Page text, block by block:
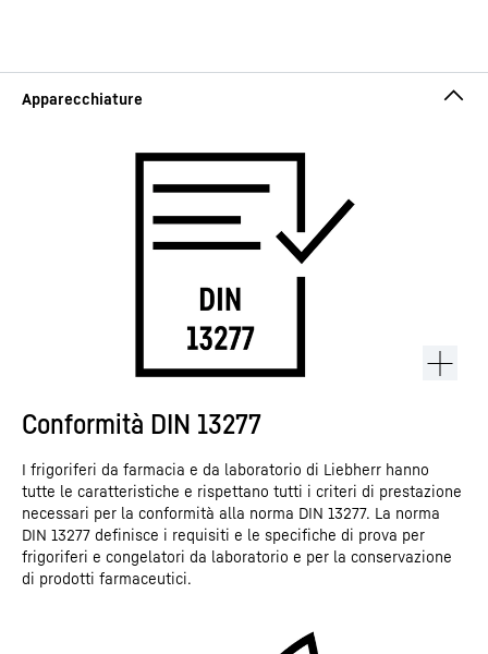
Conformità DIN 13277
I frigoriferi da farmacia e da laboratorio di Liebherr hanno
tutte le caratteristiche e rispettano tutti i criteri di prestazione
necessari per la conformità alla norma DIN 13277. La norma
DIN 13277 definisce i requisiti e le specifiche di prova per
frigoriferi e congelatori da laboratorio e per la conservazione
di prodotti farmaceutici.